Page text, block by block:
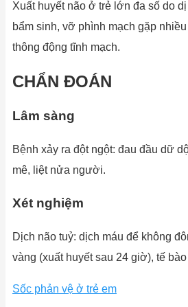
Xuất huyết não ở trẻ lớn đa số do
bẩm sinh, vỡ phình mạch gặp
thông động tĩnh mạch.
CHẨN ĐOÁN
Lâm sàng
Bệnh xảy ra đột ngột: đau đầu dữ
mê, liệt nửa người.
Xét nghiệm
Dịch não tuỷ: dịch máu để không
vàng (xuất huyết sau 24 giờ), tế
Sốc phản vệ ở trẻ em